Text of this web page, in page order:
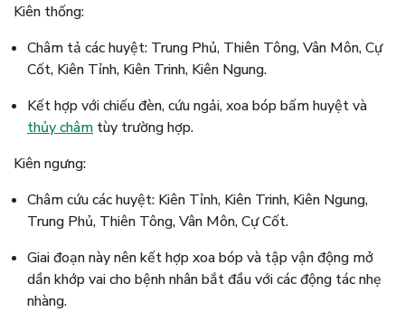
Kiên thống:
Châm tả các huyệt: Trung Phủ, Thiên Tông, Vân Môn, Cự
Cốt, Kiên Tỉnh, Kiên Trinh, Kiên Ngung.
Kết hợp với chiếu đèn, cứu ngải, xoa bóp bấm huyệt và
thủy châm tùy trường hợp.
Kiên ngưng:
Châm cứu các huyệt: Kiên Tỉnh, Kiên Trinh, Kiên Ngung,
Trung Phủ, Thiên Tông, Vân Môn, Cự Cốt.
Giai đoạn này nên kết hợp xoa bóp và tập vận động mở
dần khớp vai cho bệnh nhân bắt đầu với các động tác nhẹ
nhàng.